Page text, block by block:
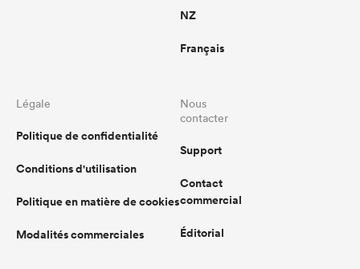
NZ
Français
Légale
Politique de confidentialité
Conditions d'utilisation
Politique en matière de cookies
Modalités commerciales
Nous
contacter
Support
Contact
commercial
Éditorial